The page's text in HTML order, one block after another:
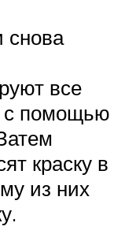
снова
все
с помощью
краску в
из них